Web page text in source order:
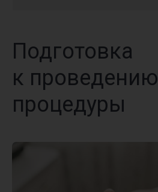
Подготовка
к проведению
процедуры